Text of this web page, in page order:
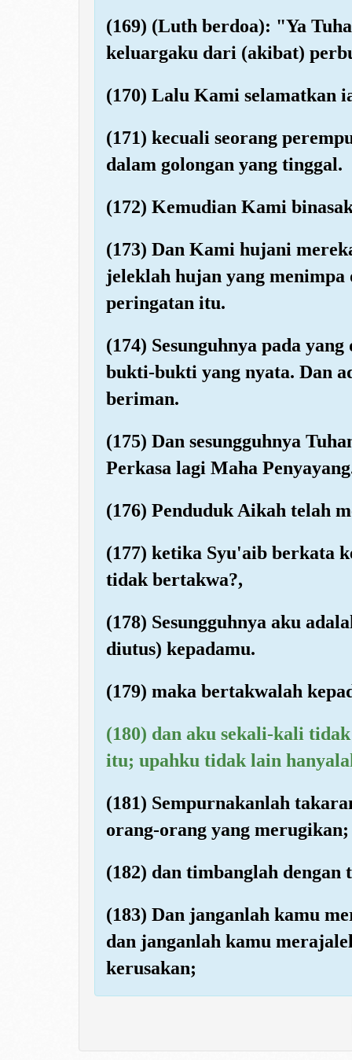
(169) (Luth berdoa): "Ya
keluargaku dari (akibat)
(170) Lalu Kami selamatkan
(171) kecuali seorang
dalam golongan yang tinggal.
(172) Kemudian Kami
(173) Dan Kami hujani
jeleklah hujan yang
peringatan itu.
(174) Sesunguhnya pada
bukti-bukti yang nyata. Dan
beriman.
(175) Dan sesungguhnya
Perkasa lagi Maha
(176) Penduduk Aikah telah
(177) ketika Syu'aib berkata
tidak bertakwa?,
(178) Sesungguhnya aku
diutus) kepadamu.
(179) maka bertakwalah
(180) dan aku sekali-kali
itu; upahku tidak lain
(181) Sempurnakanlah
orang-orang yang merugikan;
(182) dan timbanglah dengan
(183) Dan janganlah kamu
dan janganlah kamu
kerusakan;